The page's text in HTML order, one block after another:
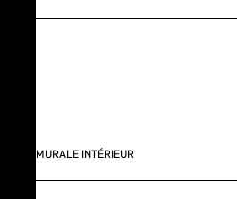
MURALE INTÉRIEUR